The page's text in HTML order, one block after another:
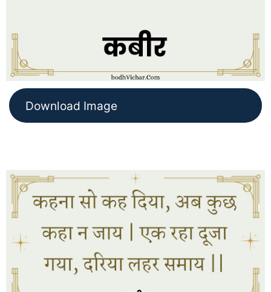
Download Image